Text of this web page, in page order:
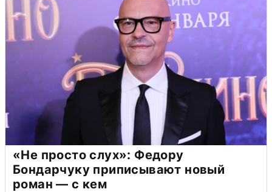
«Не просто слух»: Федору
Бондарчуку приписывают новый
роман — с кем